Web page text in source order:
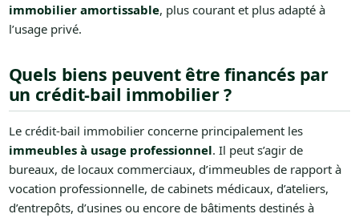
immobilier amortissable, plus courant et plus adapté à
l’usage privé.
Quels biens peuvent être financés par
un crédit-bail immobilier ?
Le crédit-bail immobilier concerne principalement les
immeubles à usage professionnel. Il peut s’agir de
bureaux, de locaux commerciaux, d’immeubles de rapport à
vocation professionnelle, de cabinets médicaux, d’ateliers,
d’entrepôts, d’usines ou encore de bâtiments destinés à